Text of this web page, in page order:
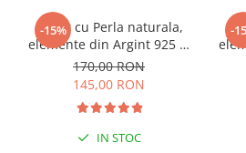
-15%
Colier cu Perla naturala,
elemente din Argint 925 si
margele Miyuki, multicolor
170,00 RON
145,00 RON
IN STOC
-